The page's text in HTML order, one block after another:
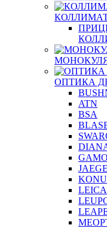
ОПТИКА
ATN
BSA
GAMO
LEICA